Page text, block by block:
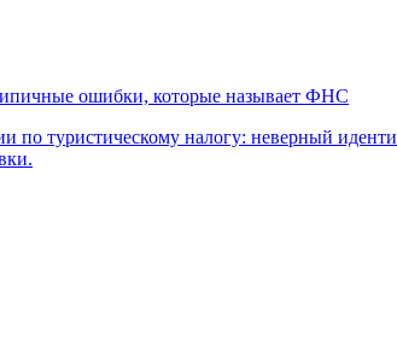
ошибки, которые называет ФНС
по туристическому налогу: неверный